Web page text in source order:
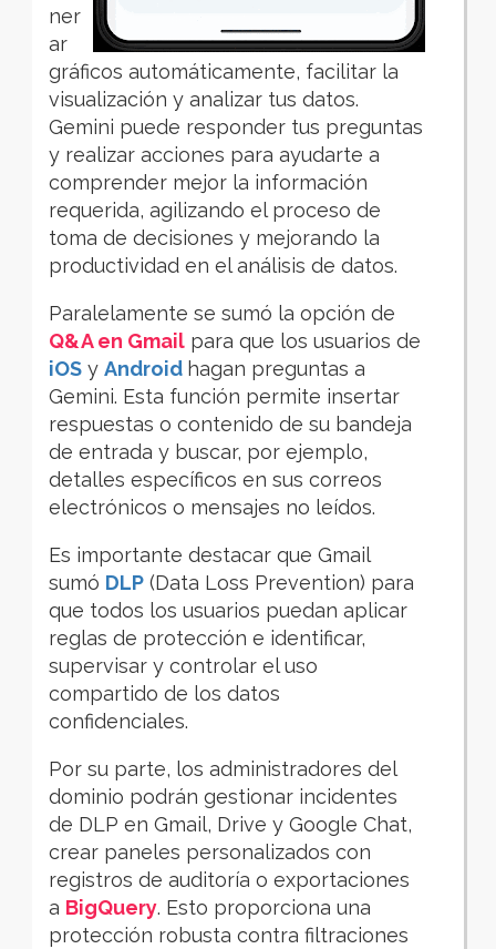
ner
ar
gráficos automáticamente, facilitar la
visualización y analizar tus datos.
Gemini puede responder tus preguntas
y realizar acciones para ayudarte a
comprender mejor la información
requerida, agilizando el proceso de
toma de decisiones y mejorando la
productividad en el análisis de datos.
Paralelamente se sumó la opción de
Q&A en Gmail para que los usuarios de
iOS y Android hagan preguntas a
Gemini. Esta función permite insertar
respuestas o contenido de su bandeja
de entrada y buscar, por ejemplo,
detalles específicos en sus correos
electrónicos o mensajes no leídos.
Es importante destacar que Gmail
sumó DLP (Data Loss Prevention) para
que todos los usuarios puedan aplicar
reglas de protección e identificar,
supervisar y controlar el uso
compartido de los datos
confidenciales.
Por su parte, los administradores del
dominio podrán gestionar incidentes
de DLP en Gmail, Drive y Google Chat,
crear paneles personalizados con
registros de auditoría o exportaciones
a BigQuery. Esto proporciona una
protección robusta contra filtraciones